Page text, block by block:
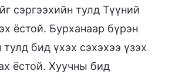
сэргээхийн тулд Түүний
ёстой. Бурханаар бүрэн
бид үхэх сэхэхээ үзэх
ёстой. Хуучны бид